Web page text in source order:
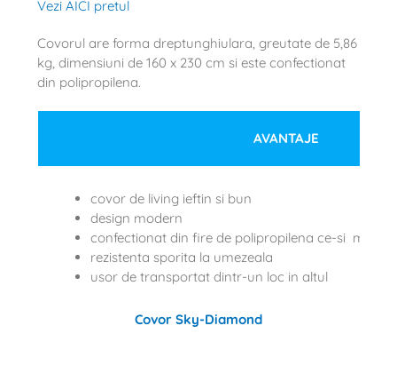
Vezi AICI pretul
Covorul are forma dreptunghiulara, greutate de 5,86
kg, dimensiuni de 160 x 230 cm si este confectionat
din polipropilena.
AVANTAJE
covor de living ieftin si bun
design modern
confectionat din fire de polipropilena ce-si
rezistenta sporita la umezeala
usor de transportat dintr-un loc in altul
Covor Sky-Diamond